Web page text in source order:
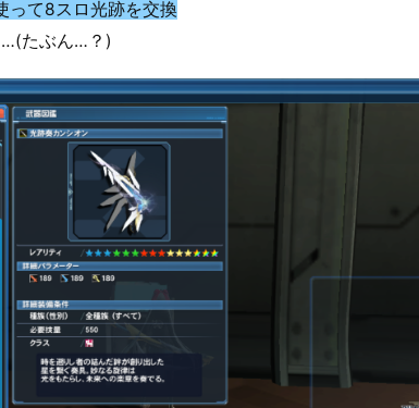
て8スロ光跡を交換
…(たぶん…？)